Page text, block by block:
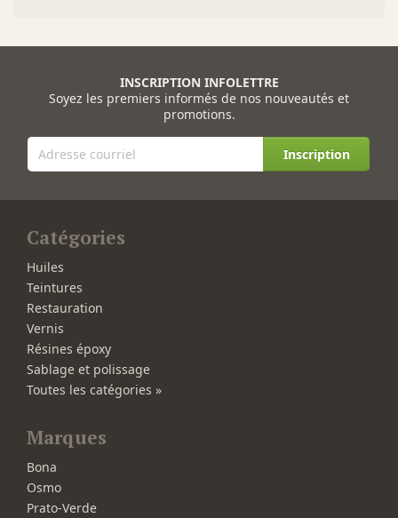
INSCRIPTION INFOLETTRE
Soyez les premiers informés de nos nouveautés et
promotions.
Inscription
Catégories
Huiles
Teintures
Restauration
Vernis
Résines époxy
Sablage et polissage
Toutes les catégories »
Marques
Bona
Osmo
Prato-Verde